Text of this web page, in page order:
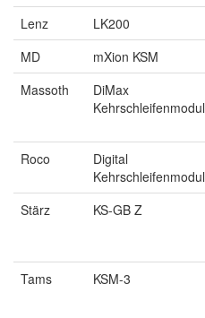
Lenz
LK200
MD
mXion KSM
Massoth
DiMax
Kehrschleifenmodul
Roco
Digital
Kehrschleifenmodul
Stärz KS-GB Z
Tams KSM-3